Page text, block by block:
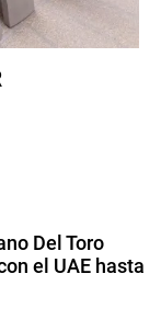
Del Toro
el UAE hasta